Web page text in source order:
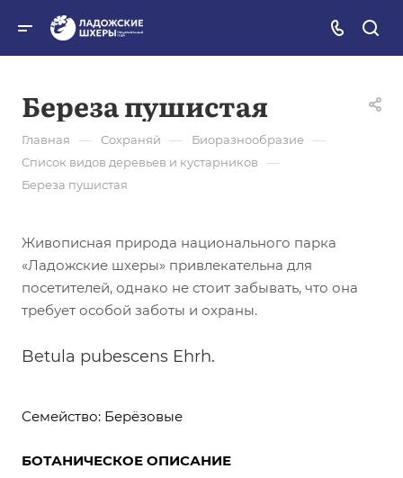
Береза пушистая
Главная — Сохраняй — Биоразнообразие —
Список видов деревьев и кустарников —
Береза пушистая
Живописная природа национального парка
«Ладожские шхеры» привлекательна для
посетителей, однако не стоит забывать, что она
требует особой заботы и охраны.
Betula pubescens Ehrh.
Семейство: Берёзовые
БОТАНИЧЕСКОЕ ОПИСАНИЕ